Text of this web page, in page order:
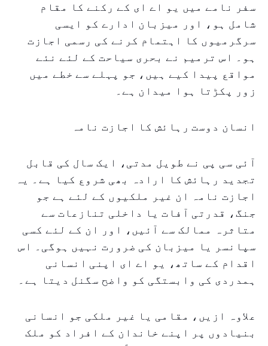
سفر نامے میں یو اے ای کے رکنے کا مقام
شامل ہو، اور میزبان ادارے کو ایسی
سرگرمیوں کا اہتمام کرنے کی رسمی اجازت
ہو۔ اس ترمیم نے بحری سیاحت کے لئے نئے
مواقع پیدا کیے ہیں، جو پہلے سے خطے میں
زور پکڑتا ہوا میدان ہے۔
انسان دوست رہائش کا اجازت نامہ
آئی سی پی نے طویل مدتی، ایک سال کی قابل
تجدید رہائش کا ارادہ بھی شروع کیا ہے۔ یہ
اجازت نامہ ان غیر ملکیوں کے لئے ہے جو
جنگ، قدرتی آفات یا داخلی تنازعات سے
متاثرہ ممالک سے آئیں، اور ان کے لئے کسی
سپانسر یا میزبان کی ضرورت نہیں ہوگی۔ اس
اقدام کے ساتھ، یو اے ای اپنی انسانی
ہمدردی کی وابستگی کو واضح سگنل دیتا ہے۔
علاوہ ازیں، مقامی یا غیر ملکی جو انسانی
بنیادوں پر اپنے خاندان کے افراد کو ملک